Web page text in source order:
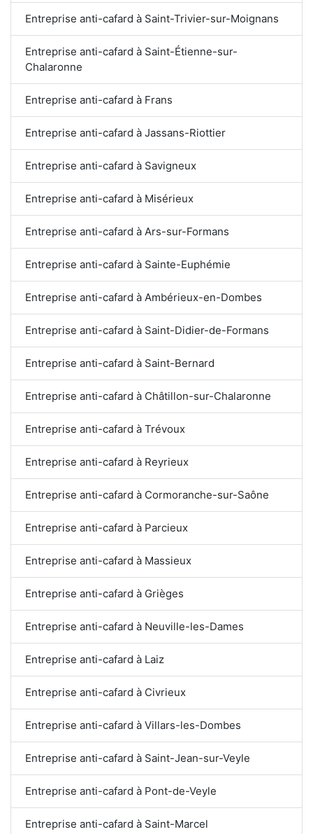
Entreprise anti-cafard à Saint-Trivier-sur-Moignans
Entreprise anti-cafard à Saint-Étienne-sur-
Chalaronne
Entreprise anti-cafard à Frans
Entreprise anti-cafard à Jassans-Riottier
Entreprise anti-cafard à Savigneux
Entreprise anti-cafard à Misérieux
Entreprise anti-cafard à Ars-sur-Formans
Entreprise anti-cafard à Sainte-Euphémie
Entreprise anti-cafard à Ambérieux-en-Dombes
Entreprise anti-cafard à Saint-Didier-de-Formans
Entreprise anti-cafard à Saint-Bernard
Entreprise anti-cafard à Châtillon-sur-Chalaronne
Entreprise anti-cafard à Trévoux
Entreprise anti-cafard à Reyrieux
Entreprise anti-cafard à Cormoranche-sur-Saône
Entreprise anti-cafard à Parcieux
Entreprise anti-cafard à Massieux
Entreprise anti-cafard à Grièges
Entreprise anti-cafard à Neuville-les-Dames
Entreprise anti-cafard à Laiz
Entreprise anti-cafard à Civrieux
Entreprise anti-cafard à Villars-les-Dombes
Entreprise anti-cafard à Saint-Jean-sur-Veyle
Entreprise anti-cafard à Pont-de-Veyle
Entreprise anti-cafard à Saint-Marcel